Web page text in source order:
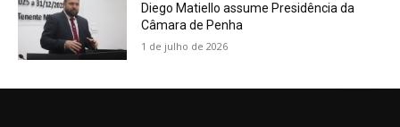
Diego Matiello assume Presidência da
Câmara de Penha
1 de julho de 2026